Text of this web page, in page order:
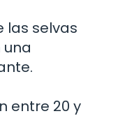
las selvas
entre 20 y